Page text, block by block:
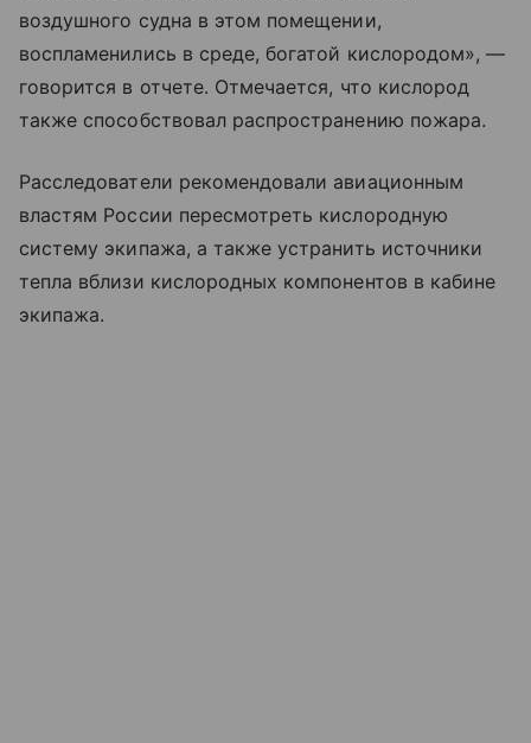
воздушного судна в этом помещении,
воспламенились в среде, богатой кислородом», —
говорится в отчете. Отмечается, что кислород
также способствовал распространению пожара.
Расследователи рекомендовали авиационным
властям России пересмотреть кислородную
систему экипажа, а также устранить источники
тепла вблизи кислородных компонентов в кабине
экипажа.